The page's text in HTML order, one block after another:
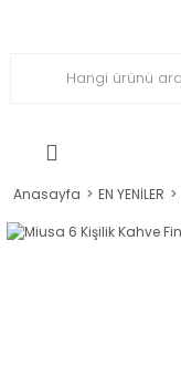
Anasayfa EN YENİLER